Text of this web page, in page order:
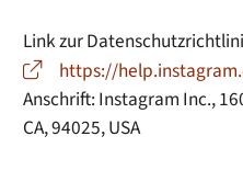
Link zur
https://
Anschrift: Instagram Inc.,
CA, 94025, USA